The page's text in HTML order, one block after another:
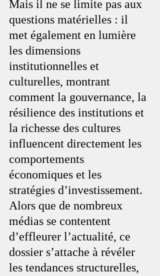
Mais il ne se limite pas aux
questions matérielles : il
met également en lumière
les dimensions
institutionnelles et
culturelles, montrant
comment la gouvernance, la
résilience des institutions et
la richesse des cultures
influencent directement les
comportements
économiques et les
stratégies d’investissement.
Alors que de nombreux
médias se contentent
d’effleurer l’actualité, ce
dossier s’attache à révéler
les tendances structurelles,